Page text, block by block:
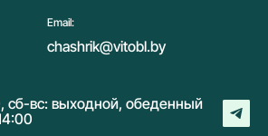
Email:
chashrik@vitobl.by
сб-вс: выходной, обеденный